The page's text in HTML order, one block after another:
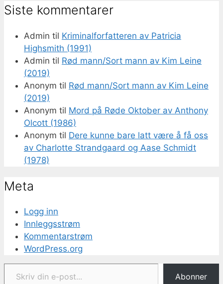
Siste kommentarer
Admin til Kriminalforfatteren av Patricia
Highsmith (1991)
Admin til Rød mann/Sort mann av Kim Leine
(2019)
Anonym til Rød mann/Sort mann av Kim Leine
(2019)
Anonym til Mord på Røde Oktober av Anthony
Olcott (1986)
Anonym til Dere kunne bare latt være å få oss
av Charlotte Strandgaard og Aase Schmidt
(1978)
Meta
Logg inn
Innleggsstrøm
Kommentarstrøm
WordPress.org
Skriv din e-post...
Abonner